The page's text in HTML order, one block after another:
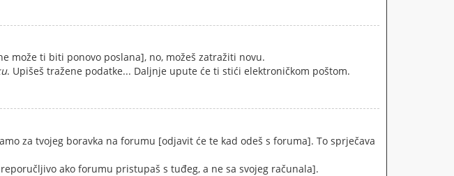
može ti biti ponovo poslana], no, možeš zatražiti novu.
. Upišeš tražene podatke... Daljnje upute će ti stići elektroničkom poštom.
za tvojeg boravka na forumu [odjavit će te kad odeš s foruma]. To sprječava
ako forumu pristupaš s tuđeg, a ne sa svojeg računala].